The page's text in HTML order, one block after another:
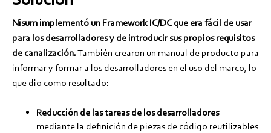
Nisum implementó un Framework IC/DC que era fácil de usar
para los desarrolladores y de introducir sus propios requisitos
de canalización.También crearon un manual de producto para
informar y formar a los desarrolladores en el uso del marco, lo
que dio como resultado:
Reducción de las tareas de los desarrolladores
mediante la definición de piezas de código reutilizables